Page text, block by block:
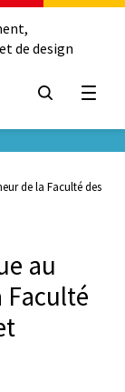
de design
de la Faculté des
au
Faculté